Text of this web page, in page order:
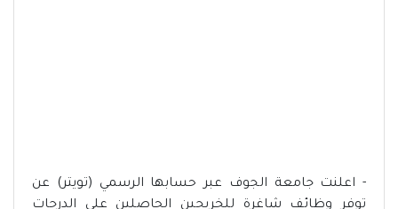
- اعلنت جامعة الجوف عبر حسابها الرسمي (تويتر) عن
توفر وظائف شاغرة للخريجين الحاصلين على الدرجات